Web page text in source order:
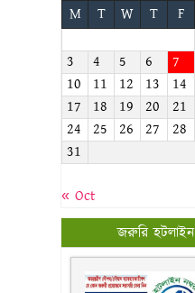
M
T W T F
3
4 5 6 7
10
11 12 13 14
17
18 19 20 21
24
25 26 27 28
31
« Oct
জরুরি হটলাইন